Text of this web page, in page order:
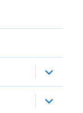
anzeigen
anzeigen